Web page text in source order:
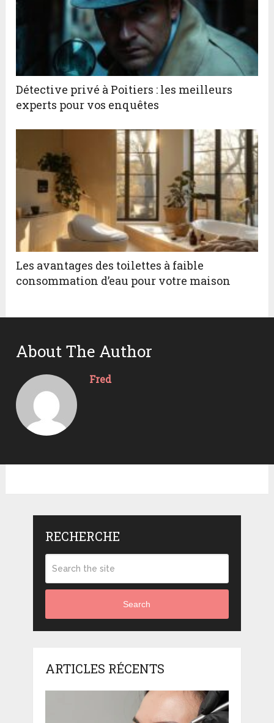
Détective privé à Poitiers : les meilleurs
experts pour vos enquêtes
Les avantages des toilettes à faible
consommation d’eau pour votre maison
About The Author
Fred
RECHERCHE
Search
ARTICLES RÉCENTS